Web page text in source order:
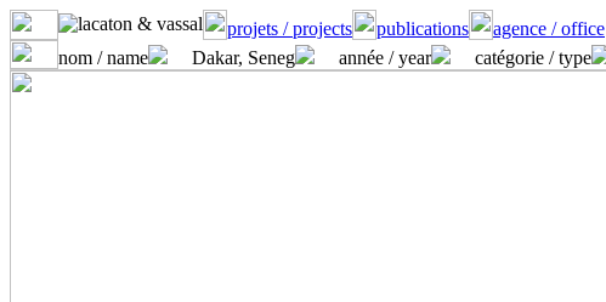
projets / projects publications agence / office
nom / name
Dakar, Seneg année / year catégorie / type